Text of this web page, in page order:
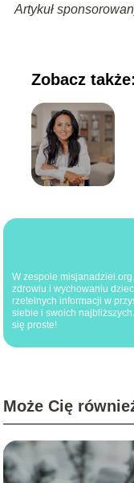
Artykuł
Zobacz także:
W zespole
zdrowiu i wychowaniu
rzetelnych informacji w
siebie i swoich
się proste!
Może Cię